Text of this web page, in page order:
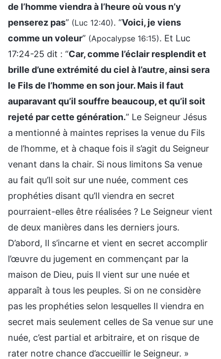
de l’homme viendra à l’heure où vous n’y
penserez pas” (Luc 12:40). “Voici, je viens
comme un voleur” (Apocalypse 16:15). Et Luc
17:24-25 dit : “Car, comme l’éclair resplendit et
brille d’une extrémité du ciel à l’autre, ainsi sera
le Fils de l’homme en son jour. Mais il faut
auparavant qu’il souffre beaucoup, et qu’il soit
rejeté par cette génération.” Le Seigneur Jésus
a mentionné à maintes reprises la venue du Fils
de l’homme, et à chaque fois il s’agit du Seigneur
venant dans la chair. Si nous limitons Sa venue
au fait qu’Il soit sur une nuée, comment ces
prophéties disant qu’Il viendra en secret
pourraient-elles être réalisées ? Le Seigneur vient
de deux manières dans les derniers jours.
D’abord, Il s’incarne et vient en secret accomplir
l’œuvre du jugement en commençant par la
maison de Dieu, puis Il vient sur une nuée et
apparaît à tous les peuples. Si on ne considère
pas les prophéties selon lesquelles Il viendra en
secret mais seulement celles de Sa venue sur une
nuée, c’est partial et arbitraire, et on risque de
rater notre chance d’accueillir le Seigneur. »